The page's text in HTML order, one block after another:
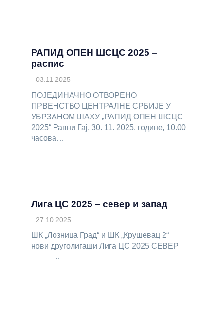
РАПИД ОПЕН ШСЦС 2025 –
распис
03.11.2025
ПОЈЕДИНАЧНО ОТВОРЕНО
ПРВЕНСТВО ЦЕНТРАЛНЕ СРБИЈЕ У
УБРЗАНОМ ШАХУ „РАПИД ОПЕН ШСЦС
2025“ Равни Гај, 30. 11. 2025. године, 10.00
часова…
Лига ЦС 2025 – север и запад
27.10.2025
ШК „Лозница Град“ и ШК „Крушевац 2“
нови друголигаши Лига ЦС 2025 СЕВЕР
…